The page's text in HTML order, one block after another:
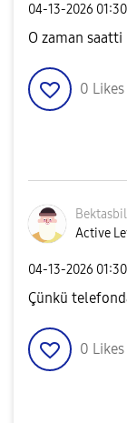
‎04-13-2026
O zaman saatti
0 Likes
Active
‎04-13-2026
Çünkü
0 Likes